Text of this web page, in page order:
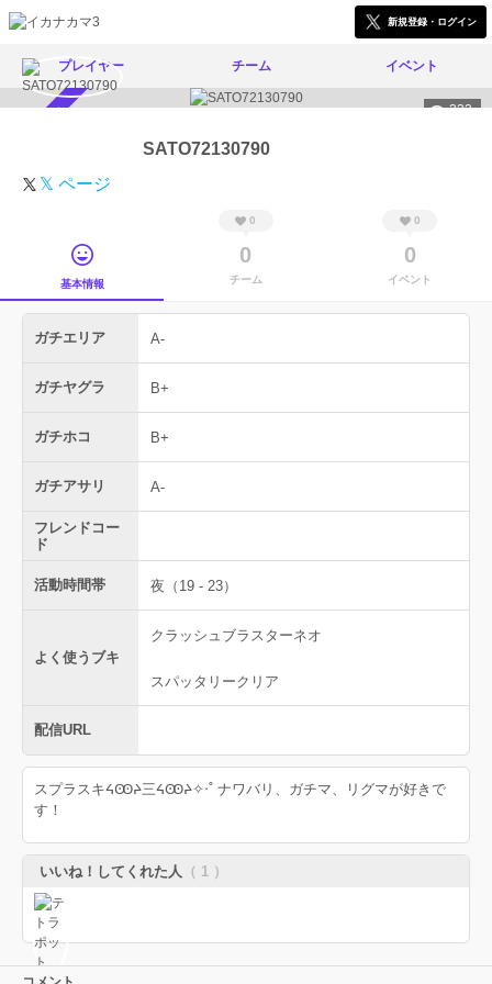
新規登録・ログイン
プレイヤー チーム イベント
332
SATO72130790
𝕏 ページ
基本情報
0
0
チーム
0
0
イベント
ガチエリア A-
ガチヤグラ B+
ガチホコ B+
ガチアサリ A-
フレンドコー
ド
活動時間帯 夜（19 - 23）
よく使うブキ
クラッシュブラスターネオ
スパッタリークリア
配信URL
スプラスキᔦꙬᔨ三ᔦꙬᔨ✧‧˚ ナワバリ、ガチマ、リグマが好きで
す！
いいね！してくれた人 （ 1 ）